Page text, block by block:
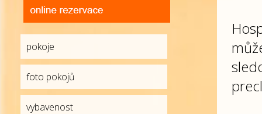
pokoje
foto pokojů
vybavenost